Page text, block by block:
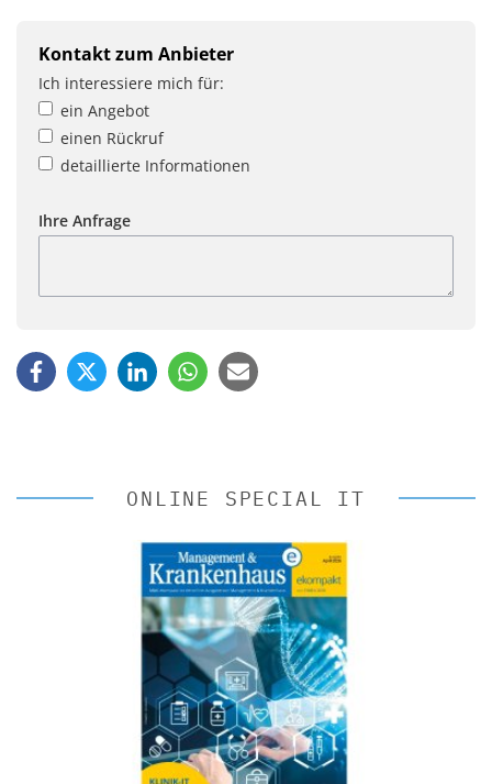
Kontakt zum Anbieter
Ich interessiere mich für:
ein Angebot
einen Rückruf
detaillierte Informationen
Ihre Anfrage
ONLINE SPECIAL IT